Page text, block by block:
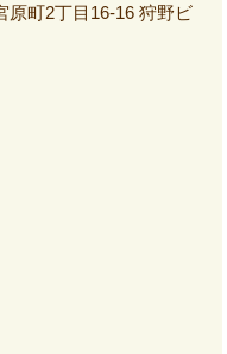
原町2丁目16-16 狩野ビ